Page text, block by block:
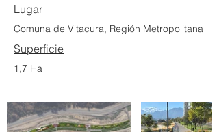
Lugar
Comuna de Vitacura, Región Metropolitana
Superficie
1,7 Ha